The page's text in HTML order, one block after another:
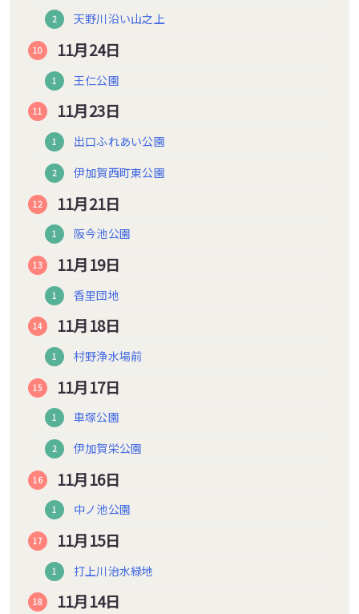
天野川沿い山之上
11月24日
王仁公園
11月23日
出口ふれあい公園
伊加賀西町東公園
11月21日
阪今池公園
11月19日
香里団地
11月18日
村野浄水場前
11月17日
車塚公園
伊加賀栄公園
11月16日
中ノ池公園
11月15日
打上川治水緑地
11月14日